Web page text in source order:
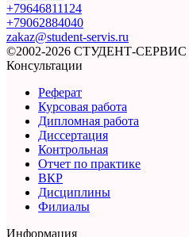
+79646811124
+79062884040
zakaz@student-servis.ru
©2002-2026 СТУДЕНТ-СЕРВИС
Консультации
Реферат
Курсовая работа
Дипломная работа
Диссертация
Контрольная
Отчет по практике
ВКР
Дисциплины
Филиалы
Информация